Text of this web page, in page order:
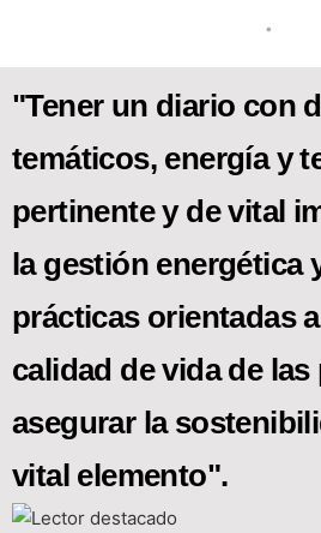
•
"Tener un diario con
temáticos, energía y
pertinente y de vital
la gestión energética
prácticas orientadas
calidad de vida de
asegurar la
vital elemento".